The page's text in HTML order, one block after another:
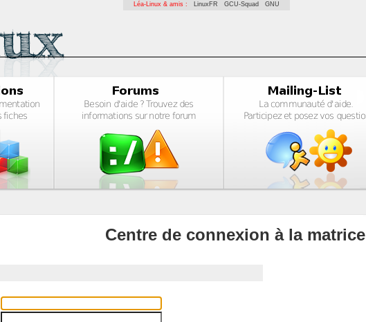
Léa-Linux & amis : LinuxFR GCU-Squad GNU
Centre de connexion à la matrice